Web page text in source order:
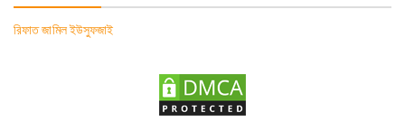
রিফাত জামিল ইউসুফজাই